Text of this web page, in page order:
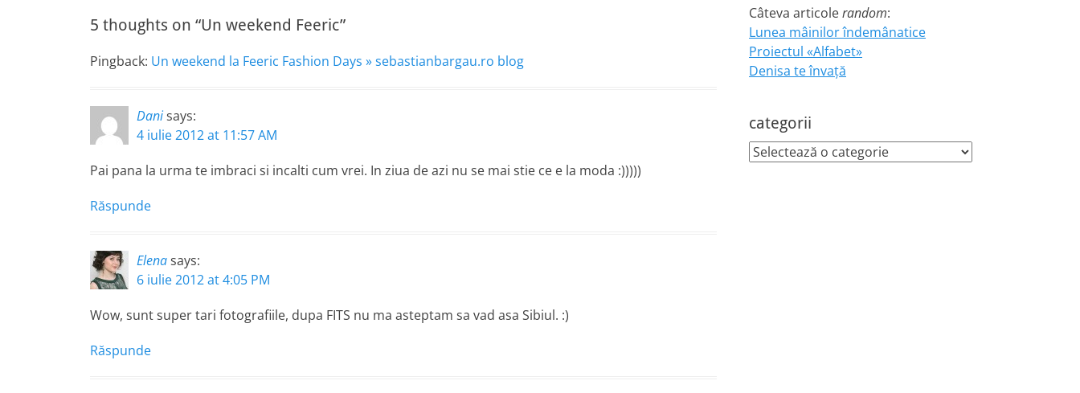
articole
5 thoughts on “Un weekend Feeric”
Pingback: Un weekend la Feeric Fashion Days » sebastianbargau.ro blog
Danisays:
4 iulie 2012 at 11:57 AM
Pai pana la urma te imbraci si incalti cum vrei. In ziua de azi nu se mai stie ce e la moda :)))))
Răspunde
Elenasays:
6 iulie 2012 at 4:05 PM
Wow, sunt super tari fotografiile, dupa FITS nu ma asteptam sa vad asa Sibiul. :)
Răspunde
Câteva articolerandom:
Lunea mâinilor îndemânatice
Proiectul «Alfabet»
Denisa te învaţă
categorii
categorii